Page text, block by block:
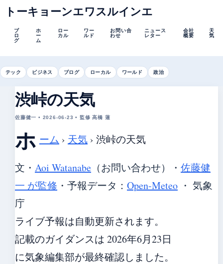
トーキョーンエワスルインエ
ブ
ロ
グ
ホ
ー
ム
ロー
カル
ワー
ルド
お問い合
わせ
ニュース
レター
会社
概要
天
気
テック ビジネス ブログ ローカル ワールド 政治
渋峠の天気
佐藤健一 • 2026-06-23 • 監修 高橋 蓮
ホ ーム › 天気 › 渋峠の天気
文・ Aoi Watanabe （お問い合わせ） ・ 佐藤健
一 が監修 ・ 予報データ： Open-Meteo ・ 気象
庁
ライブ予報は自動更新されます。
記載のガイダンスは 2026年6月23日
に気象編集部が最終確認しました。